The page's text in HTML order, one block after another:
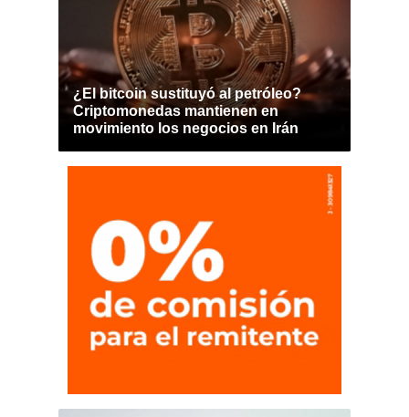
¿El bitcoin sustituyó al petróleo?
Criptomonedas mantienen en
movimiento los negocios en Irán